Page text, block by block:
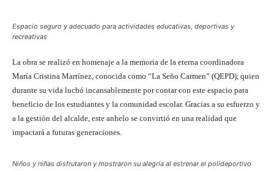
Espacio seguro y adecuado para actividades educativas, deportivas y
recreativas
La obra se realizó en homenaje a la memoria de la eterna coordinadora
María Cristina Martínez, conocida como “La Seño Carmen” (QEPD), quien
durante su vida luchó incansablemente por contar con este espacio para
beneficio de los estudiantes y la comunidad escolar. Gracias a su esfuerzo y
a la gestión del alcalde, este anhelo se convirtió en una realidad que
impactará a futuras generaciones.
Niños y niñas disfrutaron y mostraron su alegría al estrenar el polideportivo